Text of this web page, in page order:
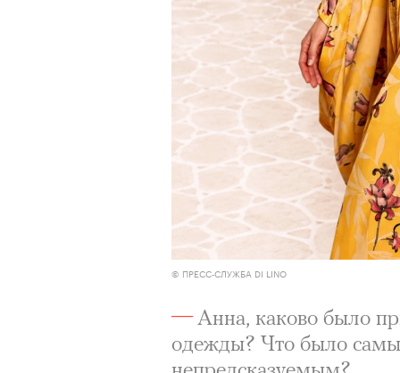
© ПРЕСС-СЛУЖБА DI LINO
Анна, каково было
одежды? Что было